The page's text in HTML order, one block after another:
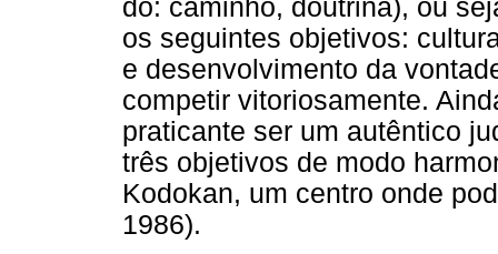
do: caminho, doutrina), ou
os seguintes objetivos:
e desenvolvimento da
competir vitoriosamente.
praticante ser um autêntico
três objetivos de modo
Kodokan, um centro onde
1986).